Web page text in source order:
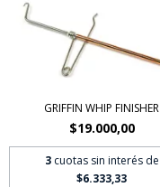
GRIFFIN WHIP FINISHER
$19.000,00
3 cuotas sin interés de
$6.333,33